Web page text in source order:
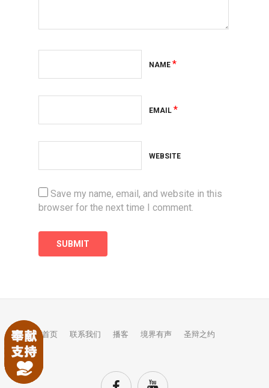
NAME *
EMAIL *
WEBSITE
Save my name, email, and website in this
browser for the next time I comment.
首页 联系我们 播客 境界有声 圣辩之约